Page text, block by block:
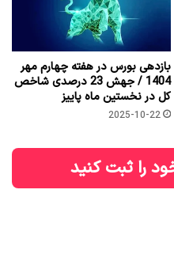
بازدهی بورس در هفته چهارم مهر
1404 / جهش 23 درصدی شاخص
کل در نخستین ماه پاییز
2025-10-22
را ثبت کنید